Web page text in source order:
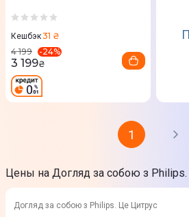
Кешбэк31 ₴
4 199
-24%
3 199₴
1
Цены на Догляд за собою з
Догляд за собою з Philips. Це Цитрус